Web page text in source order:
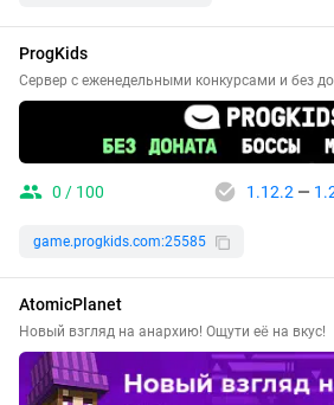
ProgKids
Сервер с еженедельными конкурсами и без
0 / 100 1.12.2—
game.progkids.com:25585
AtomicPlanet
Новый взгляд на анархию! Ощути её на вкус!